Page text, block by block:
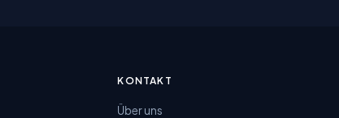
KONTAKT
Über uns